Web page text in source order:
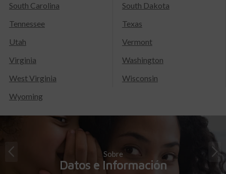
South Carolina
South Dakota
Tennessee
Texas
Utah
Vermont
Virginia
Washington
West Virginia
Wisconsin
Wyoming
Sobre
Datos e Información